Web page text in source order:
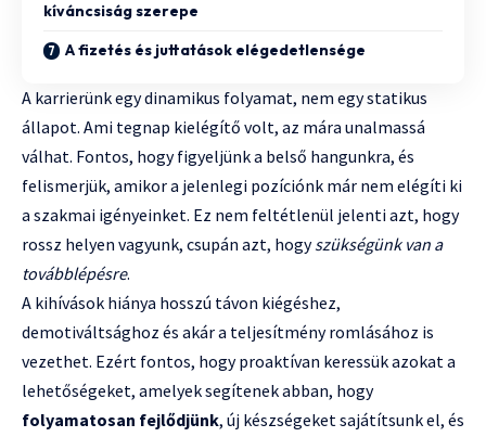
kíváncsiság szerepe
A fizetés és juttatások elégedetlensége
A karrierünk egy dinamikus folyamat, nem egy statikus
állapot. Ami tegnap kielégítő volt, az mára unalmassá
válhat. Fontos, hogy figyeljünk a belső hangunkra, és
felismerjük, amikor a jelenlegi pozíciónk már nem elégíti ki
a szakmai igényeinket. Ez nem feltétlenül jelenti azt, hogy
rossz helyen vagyunk, csupán azt, hogyszükségünk van a
továbblépésre.
A kihívások hiánya hosszú távon kiégéshez,
demotiváltsághoz és akár a teljesítmény romlásához is
vezethet. Ezért fontos, hogy proaktívan keressük azokat a
lehetőségeket, amelyek segítenek abban, hogy
folyamatosan fejlődjünk, új készségeket sajátítsunk el, és